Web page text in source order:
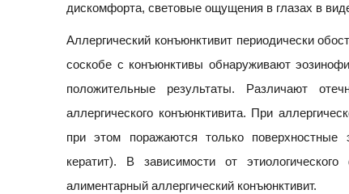
дискомфорта, световые ощущения в глазах в
Аллергический конъюнктивит периодически
соскобе с конъюнктивы обнаруживают
положительные результаты. Различают
аллергического конъюнктивита. При
при этом поражаются только поверхностные
кератит). В зависимости от
алиментарный аллергический конъюнктивит.